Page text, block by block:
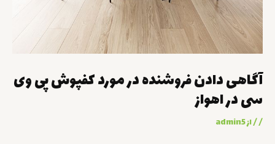
آگاهی دادن فروشنده در مورد کفپوش پی وی
سی در اهواز
// ازadmin5